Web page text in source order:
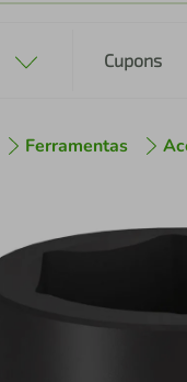
Cupons
Ferramentas